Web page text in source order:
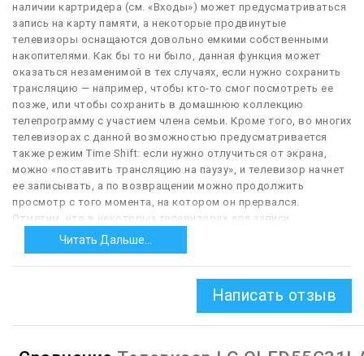
наличии картридера (см. «Входы») может предусматриваться
запись на карту памяти, а некоторые продвинутые
телевизоры оснащаются довольно емкими собственными
накопителями. Как бы то ни было, данная функция может
оказаться незаменимой в тех случаях, если нужно сохранить
трансляцию — например, чтобы кто-то смог посмотреть ее
позже, или чтобы сохранить в домашнюю коллекцию
телепрограмму с участием члена семьи. Кроме того, во многих
телевизорах с данной возможностью предусматривается
также режим Time Shift: если нужно отлучиться от экрана,
можно «поставить трансляцию на паузу», и телевизор начнет
ее записывать, а по возвращении можно продолжить
просмотр с того момента, на котором он прервался.
Отметим, что в некоторых телевизорах для записи
телепередач может потребоваться установка
дополнительного ПО; для таких моделей данная функция не
всегда указывается, хотя технически она доступна.
Поддержка телевизором технологии Miracast. Эта
по технологии Wi-Fi (как на телевизор, так и с него на
Читать Дальше...
Написать отзыв